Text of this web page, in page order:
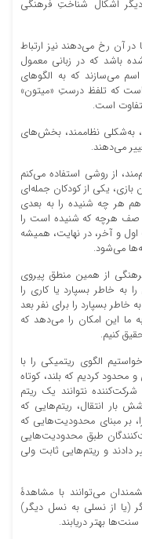
اشکال شناختِ فرهنگی
آن رخ می‌دهند نیز ارتباط
باشد که در زبانی معمول
می‏‌سازند که به الگوهای
است که تلفظ درستِ «میتون»
است.
به‌شکلی نظام‏مند، بخش‌‏های
می‌‏دهند.
از روشی استفاده می‌‏کنم
بازی، یکی از کودکان جمله‌‏ای
هر چه شنیده را به بعدی
صف هرچه که شنیده است را
و آخر، در نهایت، همیشه
از همین منطق پیروی
به خاطر بسپارد یا کاری را
بسپارد را برای نفر بعد
ما این امکان را می‌دهد که
کنیم.
الگوی ریتمیکی را با
محدود کردیم که بلند، کوتاه
نتوانند یک ریتم
انتقال، ریتم‌‏هایی که
بر مبنای محدودیت‏‌هایی که
طبق محدودیت‏‌هایی
دادند و ریتم‏‌هایی ثابت ولی
می‏‌توانند با مشاهدۀ
(یا از نسلی به نسل دیگر)
بهتر دریابند.